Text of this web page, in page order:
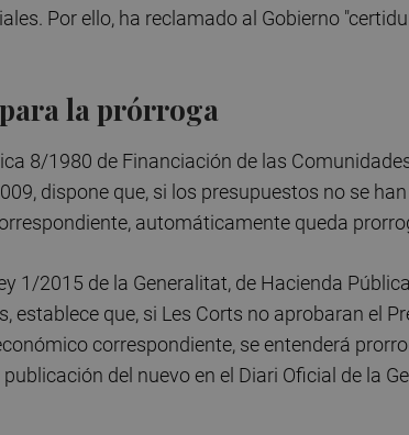
Por ello, ha reclamado al Gobierno
la prórroga
8/1980 de Financiación de las
dispone que, si los presupuestos no se
automáticamente queda
1/2015 de la Generalitat, de Hacienda
establece que, si Les Corts no aprobaran el
correspondiente, se entenderá
del nuevo en el Diari Oficial de la